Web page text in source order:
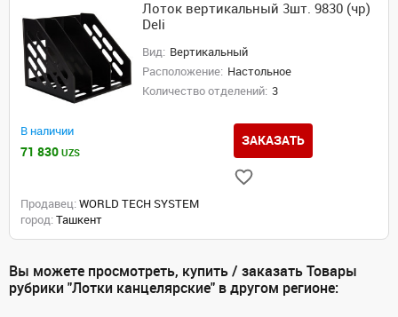
Лоток вертикальный 3шт. 9830 (чр)
Deli
Вид: Вертикальный
Расположение: Настольное
Количество отделений: 3
В наличии
71 830 UZS
ЗАКАЗАТЬ
Продавец: WORLD TECH SYSTEM
город: Ташкент
Вы можете просмотреть, купить / заказать Товары
рубрики "Лотки канцелярские" в другом регионе: